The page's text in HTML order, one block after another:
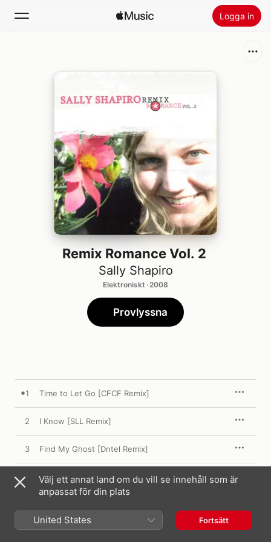
Logga in
Radio
Installera Apple Music
Remix Romance Vol. 2
Sally Shapiro
Elektroniskt · 2008
Provlyssna
1 Time to Let Go [CFCF Remix]
2 I Know [SLL Remix]
3 Find My Ghost [Dntel Remix]
4 Skating In the Moonshine [Solvent Remix]
6 Time to Let Go [Spitzer Remix]
Välj ett annat land om du vill se innehåll som är
anpassat för din plats
United States Fortsätt